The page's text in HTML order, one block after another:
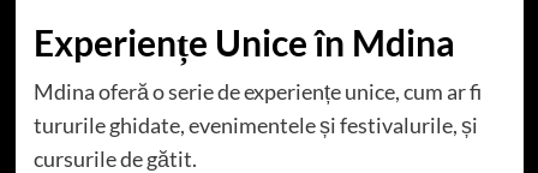
Experiențe Unice în Mdina
Mdina oferă o serie de experiențe unice, cum ar fi
tururile ghidate, evenimentele și festivalurile, și
cursurile de gătit.